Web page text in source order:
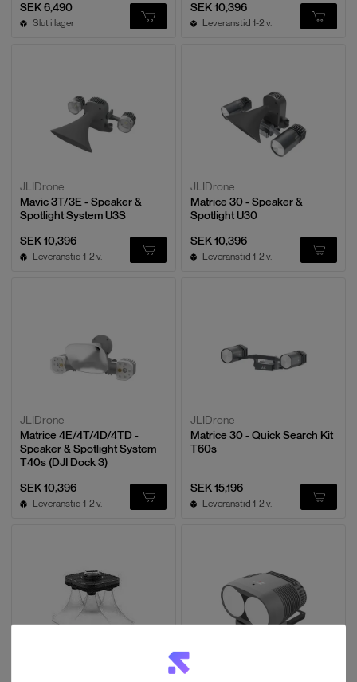
SEK 6,490
Slut i lager
SEK 10,396
Leveranstid 1-2 v.
JLIDrone
Mavic 3T/3E - Speaker &
Spotlight System U3S
SEK 10,396
Leveranstid 1-2 v.
JLIDrone
Matrice 30 - Speaker &
Spotlight U30
SEK 10,396
Leveranstid 1-2 v.
JLIDrone
Matrice 4E/4T/4D/4TD -
Speaker & Spotlight System
T40s (DJI Dock 3)
SEK 10,396
Leveranstid 1-2 v.
JLIDrone
Matrice 30 - Quick Search Kit
T60s
SEK 15,196
Leveranstid 1-2 v.